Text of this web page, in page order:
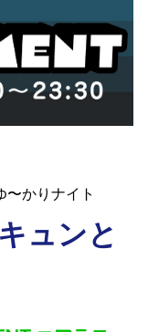
〜かりナイト
ュンと